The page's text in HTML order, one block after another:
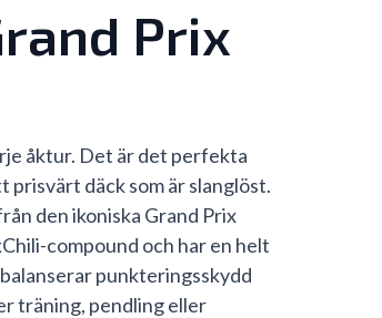
Prix
åktur. Det är det perfekta
däck som är slanglöst.
den ikoniska Grand Prix
compound och har en helt
punkteringsskydd
träning, pendling eller